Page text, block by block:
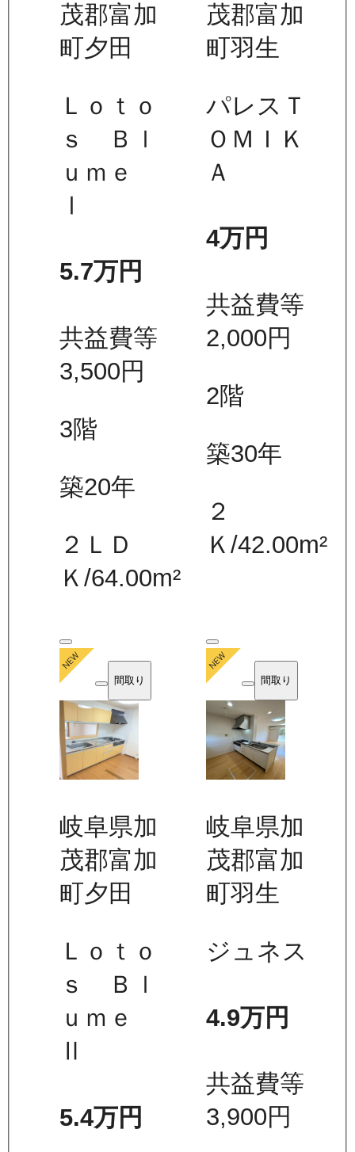
茂郡富加
町夕田
Ｌｏｔｏ
ｓ Ｂｌ
ｕｍｅ
Ⅰ
5.7万円
共益費等
3,500円
3階
築20年
２ＬＤ
Ｋ/64.00m²
茂郡富加
町羽生
パレスＴ
ＯＭＩＫ
Ａ
4万円
共益費等
2,000円
2階
築30年
２
Ｋ /42.00m²
間取り
岐阜県加
茂郡富加
町夕田
Ｌｏｔｏ
ｓ Ｂｌ
ｕｍｅ
Ⅱ
5.4万円
間取り
岐阜県加
茂郡富加
町羽生
ジュネス
4.9万円
共益費等
3,900円